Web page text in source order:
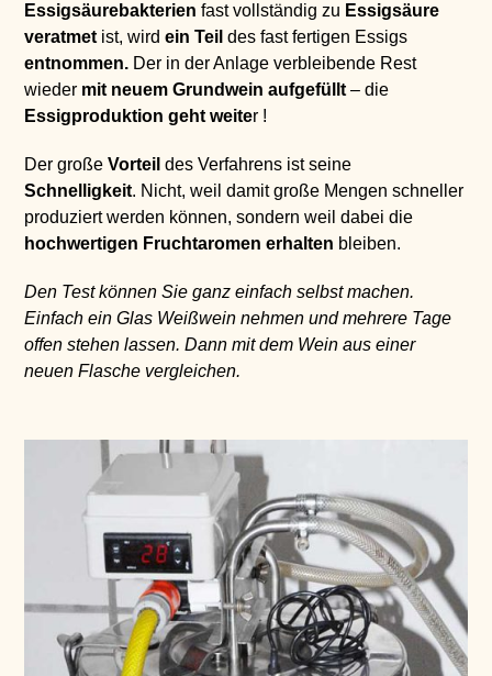
Essigsäurebakterien fast vollständig zu Essigsäure
veratmet ist, wirdein Teil des fast fertigen Essigs
entnommen. Der in der Anlage verbleibende Rest
wieder mit neuem Grundwein aufgefüllt – die
Essigproduktion geht weiter !
Der großeVorteildes Verfahrens ist seine
Schnelligkeit. Nicht, weil damit große Mengen schneller
produziert werden können, sondern weil dabei die
hochwertigen Fruchtaromen erhalten bleiben.
Den Test können Sie ganz einfach selbst machen.
Einfach ein Glas Weißwein nehmen und mehrere Tage
offen stehen lassen. Dann mit dem Wein aus einer
neuen Flasche vergleichen.